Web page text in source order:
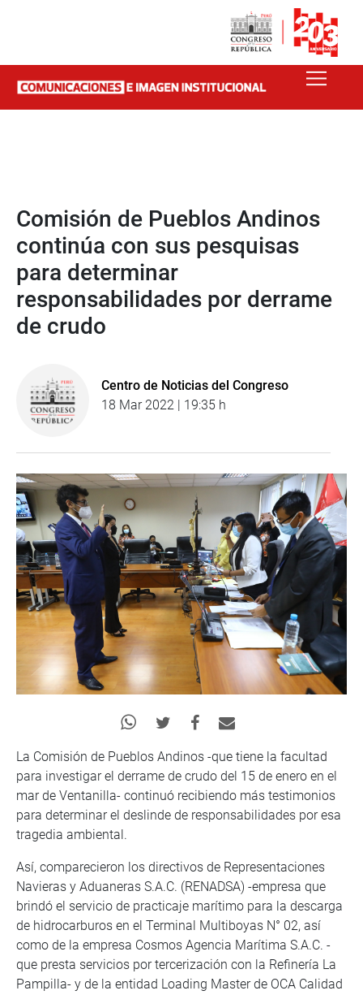
Comisión de Pueblos Andinos
continúa con sus pesquisas
para determinar
responsabilidades por derrame
de crudo
Centro de Noticias del Congreso
18 Mar 2022 | 19:35 h
La Comisión de Pueblos Andinos -que tiene la facultad
para investigar el derrame de crudo del 15 de enero en el
mar de Ventanilla- continuó recibiendo más testimonios
para determinar el deslinde de responsabilidades por esa
tragedia ambiental.
Así, comparecieron los directivos de Representaciones
Navieras y Aduaneras S.A.C. (RENADSA) -empresa que
brindó el servicio de practicaje marítimo para la descarga
de hidrocarburos en el Terminal Multiboyas N° 02, así
como de la empresa Cosmos Agencia Marítima S.A.C. -
que presta servicios por tercerización con la Refinería La
Pampilla- y de la entidad Loading Master de OCA Calidad